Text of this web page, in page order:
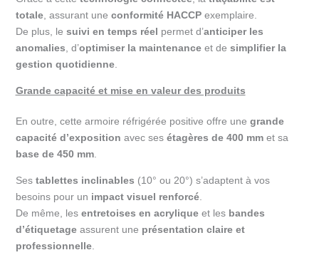
totale, assurant une conformité HACCPexemplaire.
De plus, le suivi en temps réel permet d’anticiper les
anomalies , d’optimiser la maintenanceet de simplifier la
gestion quotidienne.
Grande capacité et mise en valeur des produits
En outre, cette armoire réfrigérée positive offre une grande
capacité d’exposition avec ses étagères de 400 mmet sa
base de 450 mm.
Ses tablettes inclinables (10° ou 20°) s’adaptent à vos
besoins pour un impact visuel renforcé.
De même, les entretoises en acryliqueet les bandes
d’étiquetageassurent une présentation claire et
professionnelle.